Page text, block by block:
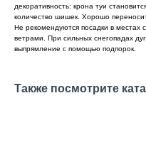
декоративность: крона туи
количество шишек. Хорошо
Не рекомендуются посадки в
ветрами. При сильных снегопадах
выпрямление с помощью подпорок.
Также посмотрите